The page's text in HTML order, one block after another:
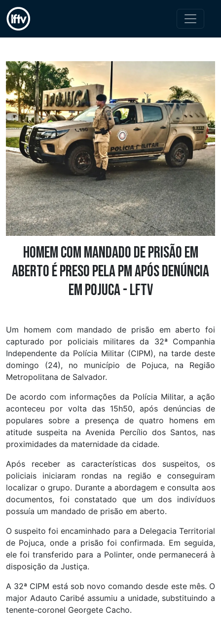
Homem com mandado de prisão em
aberto é preso pela PM após denúncia
em Pojuca - LFTV
Um homem com mandado de prisão em aberto foi
capturado por policiais militares da 32ª Companhia
Independente da Polícia Militar (CIPM), na tarde deste
domingo (24), no município de Pojuca, na Região
Metropolitana de Salvador.
De acordo com informações da Polícia Militar, a ação
aconteceu por volta das 15h50, após denúncias de
populares sobre a presença de quatro homens em
atitude suspeita na Avenida Percílio dos Santos, nas
proximidades da maternidade da cidade.
Após receber as características dos suspeitos, os
policiais iniciaram rondas na região e conseguiram
localizar o grupo. Durante a abordagem e consulta aos
documentos, foi constatado que um dos indivíduos
possuía um mandado de prisão em aberto.
O suspeito foi encaminhado para a Delegacia Territorial
de Pojuca, onde a prisão foi confirmada. Em seguida,
ele foi transferido para a Polinter, onde permanecerá à
disposição da Justiça.
A 32ª CIPM está sob novo comando desde este mês. O
major Adauto Caribé assumiu a unidade, substituindo a
tenente-coronel Georgete Cacho.